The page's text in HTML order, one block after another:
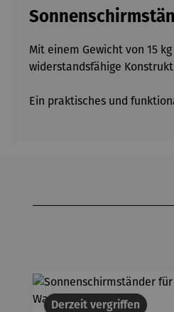
Mit einem Gewicht von 15
widerstandsfähige
Ein praktisches und
Derzeit vergriffen